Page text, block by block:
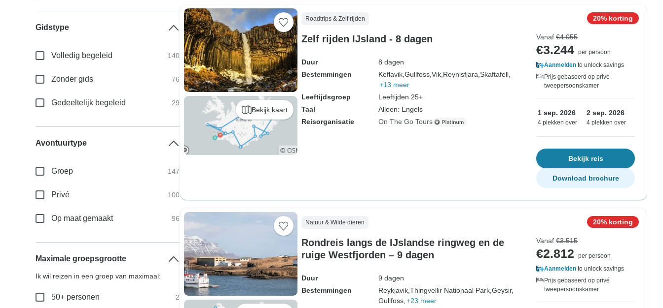
Bekijk kaart
Roadtrips & Zelf rijden
Zelf rijden IJsland - 8 dagen
Duur
8 dagen
Bestemmingen
Keflavik, Gullfoss, Vik, Reynisfjara, Skaftafell,
+13 meer
Leeftijdsgroep
Leeftijden 25+
Taal
Alleen: Engels
Reisorganisatie
On The Go Tours
20% korting
Vanaf €4.055
€3.244 per persoon
Aanmelden to unlock savings
Prijs gebaseerd op privé
tweepersoonskamer
1 sep. 2026
4 plekken over
2 sep. 2026
4 plekken over
Bekijk reis
Download brochure
Natuur & Wilde dieren
Rondreis langs de IJslandse ringweg en de
ruige Westfjorden – 9 dagen
Duur
9 dagen
Bestemmingen
Reykjavik, Thingvellir Nationaal Park, Geysir,
Gullfoss, +23 meer
20% korting
Vanaf €3.515
€2.812
per persoon
Aanmelden to unlock savings
Prijs gebaseerd op privé
tweepersoonskamer
Gidstype
Volledig begeleid 140
Zonder gids 76
Gedeeltelijk begeleid 29
Avontuurtype
Groep 147
Privé 100
Op maat gemaakt 96
Maximale groepsgrootte
Ik wil reizen in een groep van maximaal:
50+ personen 2